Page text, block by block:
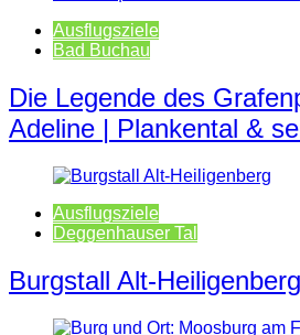
Ausflugsziele
Bad Buchau
Die Legende des
Adeline | Plankental &
Ausflugsziele
Deggenhauser Tal
Burgstall Alt-Heiligenberg